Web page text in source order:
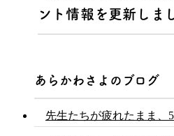
ント情報を更新しま
あらかわさよのブログ
先生たちが疲れたまま、